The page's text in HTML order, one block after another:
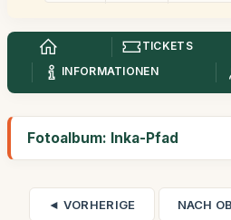
TICKETS
INFORMATIONEN
Fotoalbum: Inka-Pfad
◄ VORHERIGE NACH